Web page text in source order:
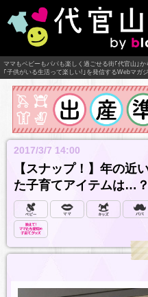
ママもベビーもパパも楽しく過ごせる街｢代官山｣か
｢子供がいる生活って楽しい!｣を発信するWebマガ
2017/3/7 14:00
【スナップ！】年の近
た子育てアイテムは…？